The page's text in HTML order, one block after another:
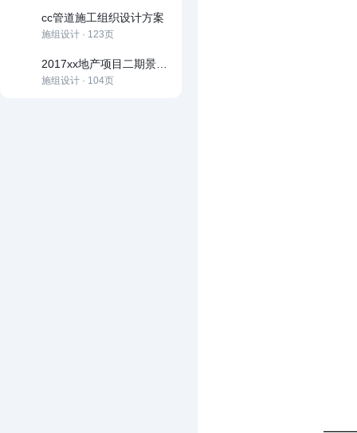
cc管道施工组织设计方案
施组设计 · 123页
施组设计 · 104页